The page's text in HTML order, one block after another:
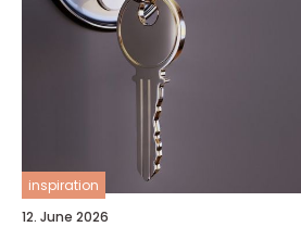
inspiration
12. June 2026